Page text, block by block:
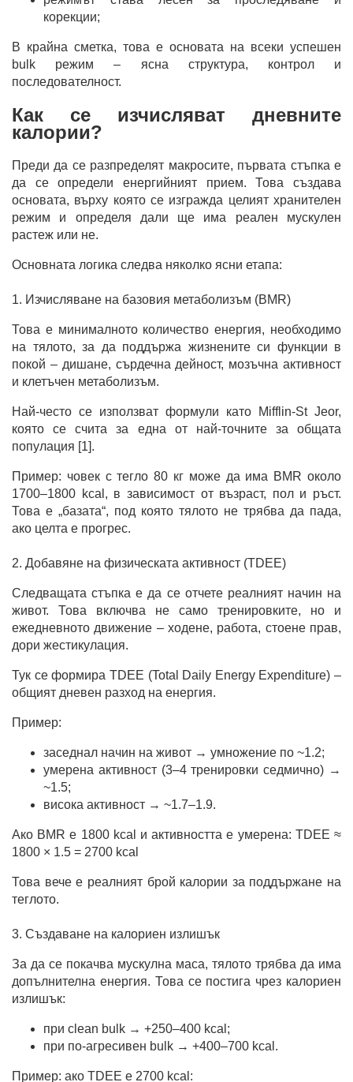
корекции;
В крайна сметка, това е основата на всеки успешен
bulk режим – ясна структура, контрол и
последователност.
Как се изчисляват дневните
калории?
Преди да се разпределят макросите, първата стъпка е
да се определи енергийният прием. Това създава
основата, върху която се изгражда целият хранителен
режим и определя дали ще има реален мускулен
растеж или не.
Основната логика следва няколко ясни етапа:
1. Изчисляване на базовия метаболизъм (BMR)
Това е минималното количество енергия, необходимо
на тялото, за да поддържа жизнените си функции в
покой – дишане, сърдечна дейност, мозъчна активност
и клетъчен метаболизъм.
Най-често се използват формули като Mifflin-St Jeor,
която се счита за една от най-точните за общата
популация [1].
Пример: човек с тегло 80 кг може да има BMR около
1700–1800 kcal, в зависимост от възраст, пол и ръст.
Това е „базата“, под която тялото не трябва да пада,
ако целта е прогрес.
2. Добавяне на физическата активност (TDEE)
Следващата стъпка е да се отчете реалният начин на
живот. Това включва не само тренировките, но и
ежедневното движение – ходене, работа, стоене прав,
дори жестикулация.
Тук се формира TDEE (Total Daily Energy Expenditure) –
общият дневен разход на енергия.
Пример:
заседнал начин на живот → умножение по ~1.2;
умерена активност (3–4 тренировки седмично) →
~1.5;
висока активност → ~1.7–1.9.
Ако BMR е 1800 kcal и активността е умерена: TDEE ≈
1800 × 1.5 = 2700 kcal
Това вече е реалният брой калории за поддържане на
теглото.
3. Създаване на калориен излишък
За да се покачва мускулна маса, тялото трябва да има
допълнителна енергия. Това се постига чрез калориен
излишък:
при clean bulk → +250–400 kcal;
при по-агресивен bulk → +400–700 kcal.
Пример: ако TDEE е 2700 kcal: